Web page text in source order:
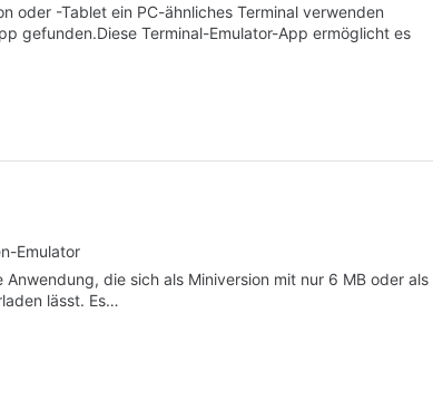
oder -Tablet ein PC-ähnliches Terminal verwenden
gefunden.Diese Terminal-Emulator-App ermöglicht es
Emulator
die sich als Miniversion mit nur 6 MB oder als
lässt. Es…